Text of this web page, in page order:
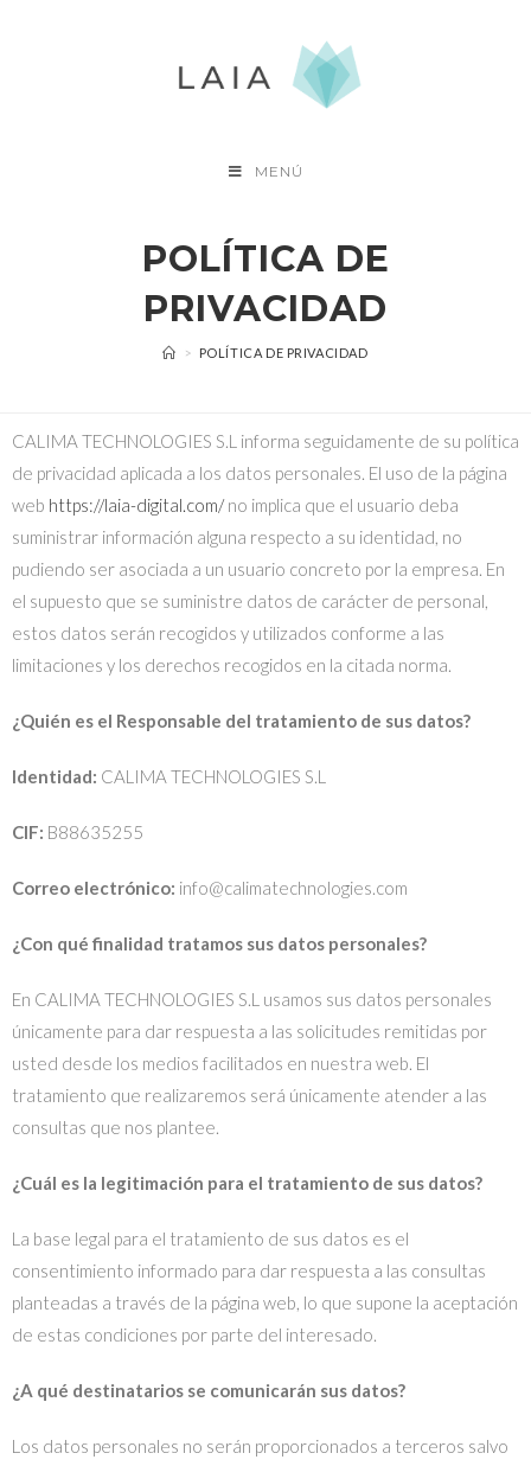
MENÚ
POLÍTICA DE
PRIVACIDAD
> POLÍTICA DE PRIVACIDAD
CALIMA TECHNOLOGIES S.L informa seguidamente de su política
de privacidad aplicada a los datos personales. El uso de la página
web https://laia-digital.com/no implica que el usuario deba
suministrar información alguna respecto a su identidad, no
pudiendo ser asociada a un usuario concreto por la empresa. En
el supuesto que se suministre datos de carácter de personal,
estos datos serán recogidos y utilizados conforme a las
limitaciones y los derechos recogidos en la citada norma.
¿Quién es el Responsable del tratamiento de sus datos?
Identidad: CALIMA TECHNOLOGIES S.L
CIF: B88635255
Correo electrónico: info@calimatechnologies.com
¿Con qué finalidad tratamos sus datos personales?
En CALIMA TECHNOLOGIES S.L usamos sus datos personales
únicamente para dar respuesta a las solicitudes remitidas por
usted desde los medios facilitados en nuestra web. El
tratamiento que realizaremos será únicamente atender a las
consultas que nos plantee.
¿Cuál es la legitimación para el tratamiento de sus datos?
La base legal para el tratamiento de sus datos es el
consentimiento informado para dar respuesta a las consultas
planteadas a través de la página web, lo que supone la aceptación
de estas condiciones por parte del interesado.
¿A qué destinatarios se comunicarán sus datos?
Los datos personales no serán proporcionados a terceros salvo